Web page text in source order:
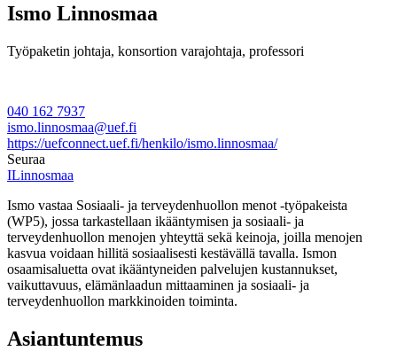
Ismo Linnosmaa
Työpaketin johtaja, konsortion varajohtaja, professori
040 162 7937
ismo.linnosmaa@uef.fi
https://uefconnect.uef.fi/henkilo/ismo.linnosmaa/
Seuraa
ILinnosmaa
Ismo vastaa Sosiaali- ja terveydenhuollon menot -työpakeista
(WP5), jossa tarkastellaan ikääntymisen ja sosiaali- ja
terveydenhuollon menojen yhteyttä sekä keinoja, joilla menojen
kasvua voidaan hillitä sosiaalisesti kestävällä tavalla. Ismon
osaamisaluetta ovat ikääntyneiden palvelujen kustannukset,
vaikuttavuus, elämänlaadun mittaaminen ja sosiaali- ja
terveydenhuollon markkinoiden toiminta.
Asiantuntemus